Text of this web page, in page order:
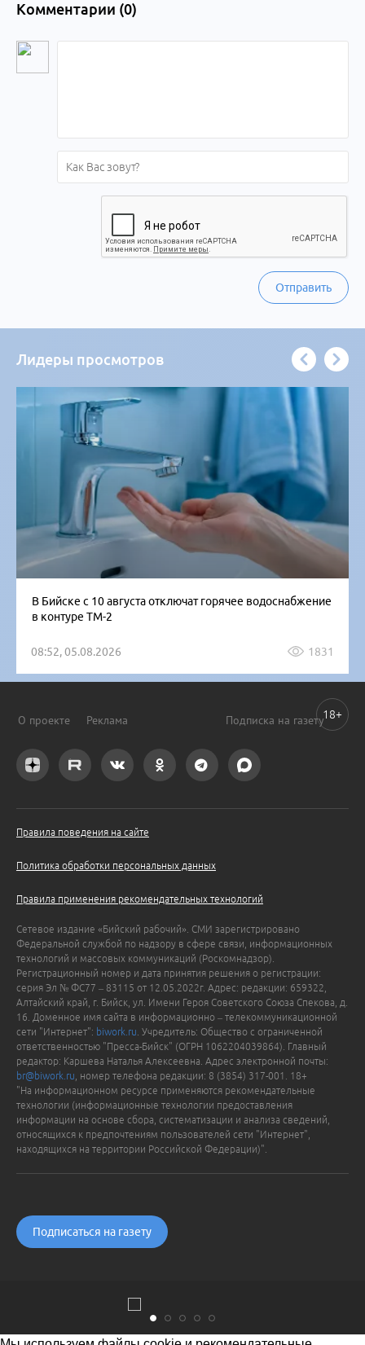
Комментарии (0)
Отправить
Лидеры просмотров
В Бийске с 10 августа отключат горячее водоснабжение
в контуре ТМ-2
08:52, 05.08.2026 1831
О проекте Реклама Подписка на газету
Правила поведения на сайте
Политика обработки персональных данных
Правила применения рекомендательных технологий
Сетевое издание «Бийский рабочий». СМИ зарегистрировано
Федеральной службой по надзору в сфере связи, информационных
технологий и массовых коммуникаций (Роскомнадзор).
Регистрационный номер и дата принятия решения о регистрации:
серия Эл № ФС77 – 83115 от 12.05.2022г. Адрес: редакции: 659322,
Алтайский край, г. Бийск, ул. Имени Героя Советского Союза Спекова, д.
16. Доменное имя сайта в информационно – телекоммуникационной
сети "Интернет": biwork.ru . Учредитель: Общество с ограниченной
ответственностью "Пресса-Бийск" (ОГРН 1062204039864). Главный
редактор: Каршева Наталья Алексеевна. Адрес электронной почты:
br@biwork.ru , номер телефона редакции: 8 (3854) 317-001. 18+
"На информационном ресурсе применяются рекомендательные
технологии (информационные технологии предоставления
информации на основе сбора, систематизации и анализа сведений,
относящихся к предпочтениям пользователей сети "Интернет",
находящихся на территории Российской Федерации)".
Подписаться на газету
18+